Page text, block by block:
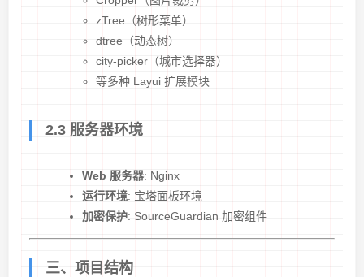
zTree（树形菜单）
dtree（动态树）
city-picker（城市选择器）
等多种 Layui 扩展模块
2.3 服务器环境
Web 服务器: Nginx
运行环境: 宝塔面板环境
加密保护: SourceGuardian 加密组件
三、项目结构